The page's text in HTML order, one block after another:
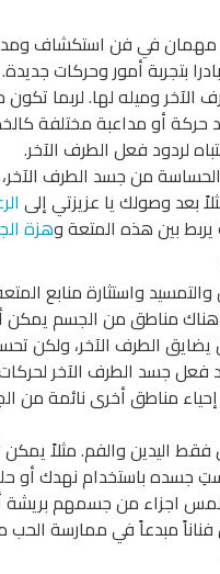
مهمان في فن استكشاف
بتجربة أمور
وميله لها. لربما تكون
حركة أو مداعبة مختلفة
لردود فعل الطرف الآخر.
من جسد الطرف الآخر،
بعد وصولك يا عزيزتي إلى
بين هذه المتعة وهزة
واستثارة منابع
مناطق من الجسم يمكن
يضايق الطرف الآخر، ولكن
فعل جسد الطرف الآخر
مناطق أخرى نائمة من
اليدين والفم. مثلاً
جسده باستخدام نهدك
اجزاء من جسمهم
مبدعاً في ممارسة الحب